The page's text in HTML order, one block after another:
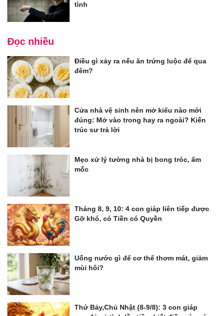
tình
Đọc nhiều
Điều gì xảy ra nếu ăn trứng luộc để qua
đêm?
Cửa nhà vệ sinh nên mở kiểu nào mới
đúng: Mở vào trong hay ra ngoài? Kiến
trúc sư trả lời
Mẹo xử lý tường nhà bị bong tróc, ẩm
mốc
Tháng 8, 9, 10: 4 con giáp liên tiếp được
Gỡ khó, có Tiền có Quyền
Uống nước gì để cơ thể thơm mát, giảm
mùi hôi?
Thứ Bảy,Chủ Nhật (8-9/8): 3 con giáp